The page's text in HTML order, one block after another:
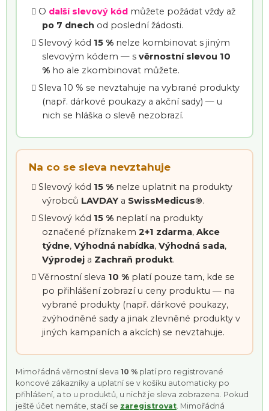
O další slevový kód můžete požádat vždy až
po 7 dnech od poslední žádosti.
Slevový kód 15 % nelze kombinovat s jiným
slevovým kódem — s věrnostní slevou 10
% ho ale zkombinovat můžete.
Sleva 10 % se nevztahuje na vybrané produkty
(např. dárkové poukazy a akční sady) — u
nich se hláška o slevě nezobrazí.
Na co se sleva nevztahuje
Slevový kód 15 % nelze uplatnit na produkty
výrobců LAVDAY a SwissMedicus®.
Slevový kód 15 % neplatí na produkty
označené příznakem 2+1 zdarma, Akce
týdne, Výhodná nabídka, Výhodná sada,
Výprodej a Zachraň produkt.
Věrnostní sleva 10 % platí pouze tam, kde se
po přihlášení zobrazí u ceny produktu — na
vybrané produkty (např. dárkové poukazy,
zvýhodněné sady a jinak zlevněné produkty v
jiných kampaních a akcích) se nevztahuje.
Mimořádná věrnostní sleva 10 % platí pro registrované
koncové zákazníky a uplatní se v košíku automaticky po
přihlášení, a to u produktů, u nichž je sleva zobrazena. Pokud
ještě účet nemáte, stačí se zaregistrovat . Mimořádná